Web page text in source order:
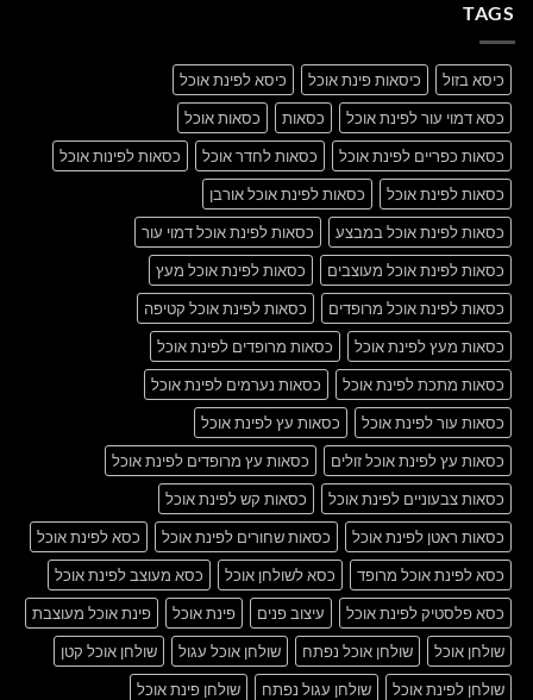
TAGS
כיסא בזול כיסאות פינת אוכל
כיסא לפינת אוכל
כסא דמוי עור לפינת אוכל
כסאות
כסאות אוכל
כסאות כפריים לפינת אוכל
כסאות לחדר אוכל
כסאות לפינות אוכל
כסאות לפינת אוכל
כסאות לפינת אוכל אורבן
כסאות לפינת אוכל במבצע
כסאות לפינת אוכל דמוי עור
כסאות לפינת אוכל מעוצבים
כסאות לפינת אוכל מעץ
כסאות לפינת אוכל מרופדים
כסאות לפינת אוכל קטיפה
כסאות מעץ לפינת אוכל
כסאות מרופדים לפינת אוכל
כסאות מתכת לפינת אוכל
כסאות נערמים לפינת אוכל
כסאות עור לפינת אוכל
כסאות עץ לפינת אוכל
כסאות עץ לפינת אוכל זולים
כסאות עץ מרופדים לפינת אוכל
כסאות צבעוניים לפינת אוכל
כסאות קש לפינת אוכל
כסאות ראטן לפינת אוכל
כסאות שחורים לפינת אוכל
כסא לפינת אוכל
כסא לפינת אוכל מרופד
כסא לשולחן אוכל
כסא מעוצב לפינת אוכל
כסא פלסטיק לפינת אוכל
עיצוב פנים פינת אוכל
פינת אוכל מעוצבת
שולחן אוכל
שולחן אוכל נפתח שולחן אוכל עגול
שולחן אוכל קטן
שולחן לפינת אוכל
שולחן עגול נפתח
שולחן פינת אוכל